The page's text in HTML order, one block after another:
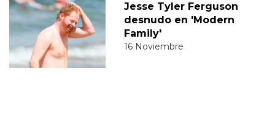
Jesse Tyler Ferguson
desnudo en 'Modern
Family'
16 Noviembre